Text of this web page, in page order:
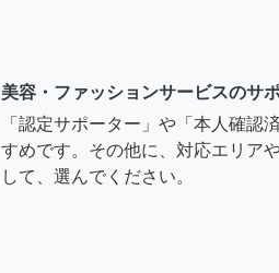
美容・ファッションサービスのサ
「認定サポーター」や「本人確認
すめです。その他に、対応エリア
して、選んでください。